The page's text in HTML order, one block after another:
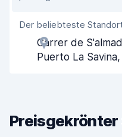
Agenten-
Schnelle Abholung
Zustand des Fahrzeugs
Der beliebteste
Carrer de
Puerto La
Preisgekrönter